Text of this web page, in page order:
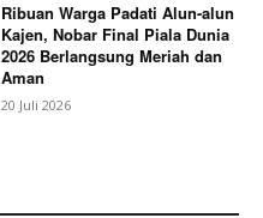
Ribuan Warga Padati Alun-alun
Kajen, Nobar Final Piala Dunia
2026 Berlangsung Meriah dan
Aman
20 Juli 2026